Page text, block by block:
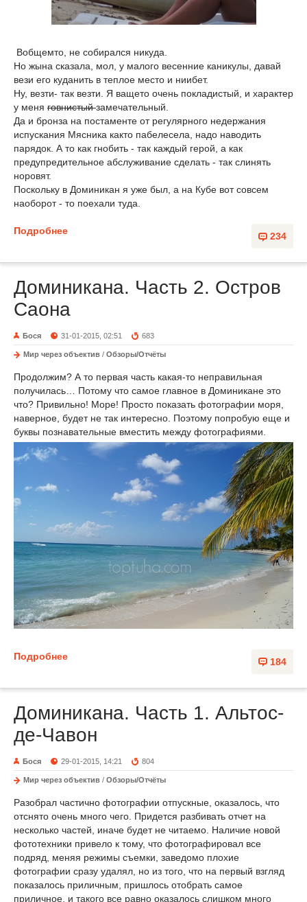
Вобщемто, не собирался никуда.
Но жына сказала, мол, у малого вeсенние каникулы, давай
вези его куданить в теплое место и ниибет.
Ну, везти- так везти. Я ващето очень покладистый, и характер
у меня говнистыйзамечательный.
Да и бронза на постаменте от регулярного недержания
испускания Мясника както пабелесела, надо наводить
парядок. А то как гнобить - так каждый герой, а как
предупредительное абслуживание сделать - так слинять
норовят.
Поскольку в Доминикан я уже был, а на Кубе вот совсем
наоборот - то поехали туда.
234
Подробнее
Доминикана. Часть 2. Остров
Саона
Бося 31-01-2015, 02:51 683
Мир через объектив / Обзоры/Отчёты
Продолжим? А то первая часть какая-то неправильная
получилась… Потому что самое главное в Доминикане это
что? Привильно! Море! Просто показать фотографии моря,
наверное, будет не так интересно. Поэтому попробую еще и
буквы познавательные вместить между фотографиями.
184
Подробнее
Доминикана. Часть 1. Альтос-
де-Чавон
Бося 29-01-2015, 14:21 804
Мир через объектив / Обзоры/Отчёты
Разобрал частично фотографии отпускные, оказалось, что
отснято очень много чего. Придется разбивать отчет на
несколько частей, иначе будет не читаемо. Наличие новой
фототехники привело к тому, что фотографировал все
подряд, меняя режимы съемки, заведомо плохие
фотографии сразу удалял, но из того, что на первый взгляд
показалось приличным, пришлось отобрать самое
приличное, и такого все равно оказалось слишком много